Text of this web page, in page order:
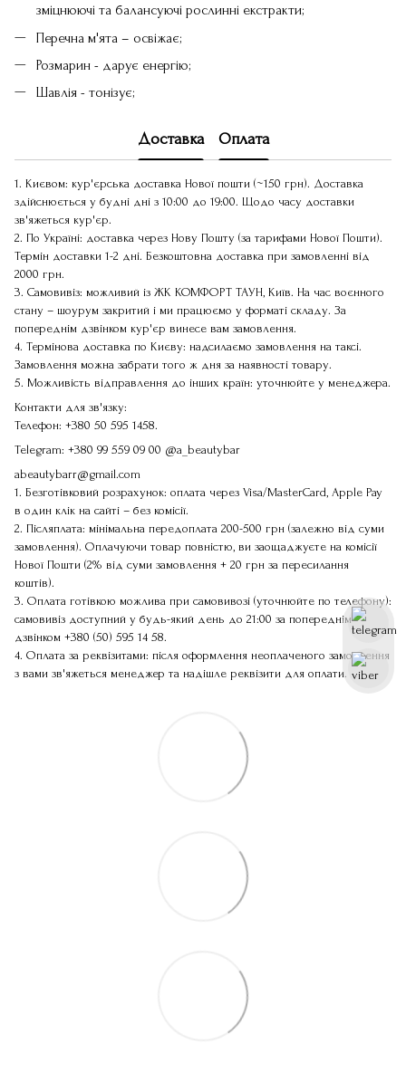
зміцнюючі та балансуючі рослинні екстракти;
Перечна м'ята – освіжає;
Розмарин - дарує енергію;
Шавлія - ​​тонізує;
Доставка Оплата
1. Києвом: кур'єрська доставка Нової пошти (~150 грн). Доставка
здійснюється у будні дні з 10:00 до 19:00. Щодо часу доставки
зв'яжеться кур'єр.
2. По Україні: доставка через Нову Пошту (за тарифами Нової Пошти).
Термін доставки 1-2 дні. Безкоштовна доставка при замовленні від
2000 грн.
3. Самовивіз: можливий із ЖК КОМФОРТ ТАУН, Київ. На час воєнного
стану – шоурум закритий і ми працюємо у форматі складу. За
попереднім дзвінком кур'єр винесе вам замовлення.
4. Термінова доставка по Києву: надсилаємо замовлення на таксі.
Замовлення можна забрати того ж дня за наявності товару.
5. Можливість відправлення до інших країн: уточнюйте у менеджера.
Контакти для зв'язку:
Телефон: +380 50 595 1458.
Telegram: +380 99 559 09 00 @a_beautybar
abeautybarr@gmail.com
1. Безготівковий розрахунок: оплата через Visa/MasterCard, Apple Pay
в один клік на сайті – без комісії.
2. Післяплата: мінімальна передоплата 200-500 грн (залежно від суми
замовлення). Оплачуючи товар повністю, ви заощаджуєте на комісії
Нової Пошти (2% від суми замовлення + 20 грн за пересилання
коштів).
3. Оплата готівкою можлива при самовивозі (уточнюйте по телефону):
самовивіз доступний у будь-який день до 21:00 за попереднім
дзвінком +380 (50) 595 14 58.
4. Оплата за реквізитами: після оформлення неоплаченого замовлення
з вами зв'яжеться менеджер та надішле реквізити для оплати.